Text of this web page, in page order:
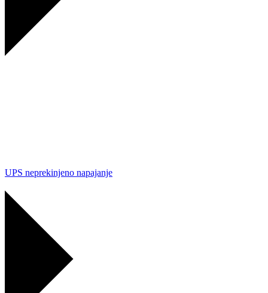
UPS neprekinjeno napajanje